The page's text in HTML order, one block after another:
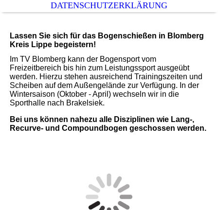
DATENSCHUTZERKLÄRUNG
Lassen Sie sich für das Bogenschießen in Blomberg
Kreis Lippe begeistern!
Im TV Blomberg kann der Bogensport vom
Freizeitbereich bis hin zum Leistungssport ausgeübt
werden. Hierzu stehen ausreichend Trainingszeiten und
Scheiben auf dem Außengelände zur Verfügung. In der
Wintersaison (Oktober - April) wechseln wir in die
Sporthalle nach Brakelsiek.
Bei uns können nahezu alle Disziplinen wie Lang-,
Recurve- und Compoundbogen geschossen werden.